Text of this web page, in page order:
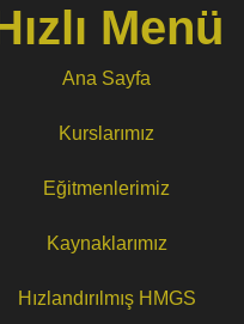
Menü
Ana Sayfa
Kurslarımız
Eğitmenlerimiz
Kaynaklarımız
Hızlandırılmış HMGS